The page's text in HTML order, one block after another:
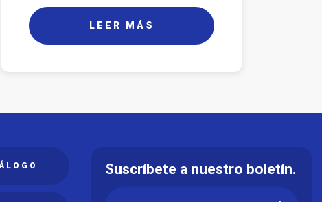
LEER MÁS
Suscríbete a nuestro boletín.